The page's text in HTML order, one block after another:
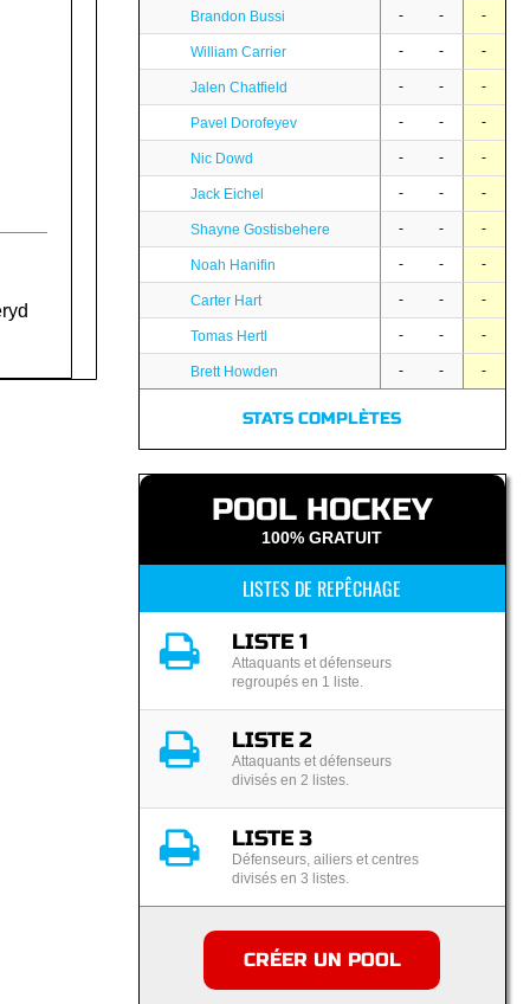
Brandon Bussi - - -
William Carrier - - -
Jalen Chatfield - - -
Pavel Dorofeyev - - -
Nic Dowd - - -
Jack Eichel - - -
Shayne Gostisbehere - - -
Noah Hanifin - - -
Carter Hart - - -
Tomas Hertl - - -
Brett Howden - - -
STATS COMPLÈTES
POOL HOCKEY
100% GRATUIT
LISTES DE REPÊCHAGE
LISTE 1
Attaquants et défenseurs
regroupés en 1 liste.
LISTE 2
Attaquants et défenseurs
divisés en 2 listes.
LISTE 3
Défenseurs, ailiers et centres
divisés en 3 listes.
CRÉER UN POOL